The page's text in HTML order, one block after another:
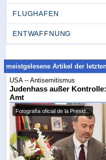
FLUGHAFEN
ENTWAFFNUNG
meistgelesene Artikel der
USA -- Antisemitismus
Judenhass außer
Amt
Fotografía oficial de la Presid...